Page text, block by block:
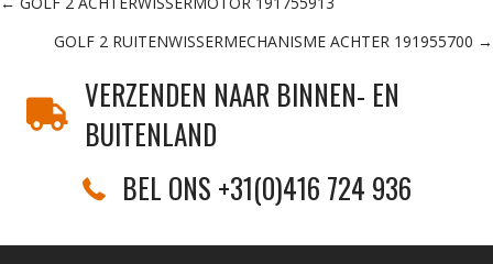
Posts
navigation
GOLF 2 RUITENWISSERMECHANISME ACHTER 191955700 →
VERZENDEN NAAR BINNEN- EN
BUITENLAND
BEL ONS +31(0)416 724 936